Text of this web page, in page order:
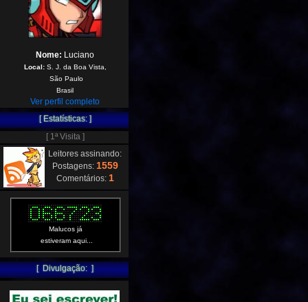
Nome: Luciano
Local:S. J. da Boa Vista,
São Paulo
Brasil
Ver perfil completo
[ Estatísticas: ]
[ 1ª Visita ]
Leitores assinando:
Postagens: 1559
Comentários: 1
Malucos já
estiveram aqui...
[ Divulgação: ]